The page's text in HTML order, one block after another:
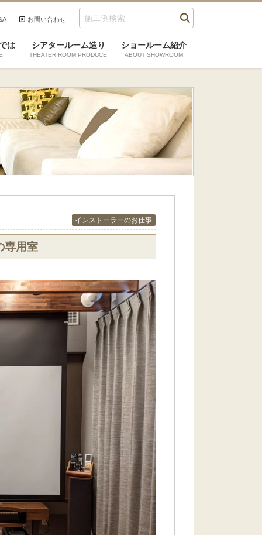
お問い合わせ
は シアタールーム造り
THEATER ROOM PRODUCE
ショールーム紹介
ABOUT SHOWROOM
インストーラーのお仕事
専用室